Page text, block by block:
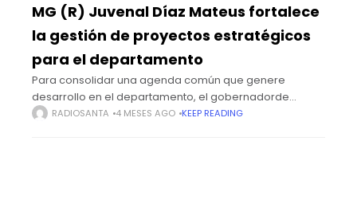
MG (R) Juvenal Díaz Mateus fortalece
la gestión de proyectos estratégicos
para el departamento
Para consolidar una agenda común que genere
desarrollo en el departamento, el gobernadorde
Santander, MG (R) Juvenal Díaz Mateus, lideró un
RADIOSANTA 4 MESES AGO KEEP READING